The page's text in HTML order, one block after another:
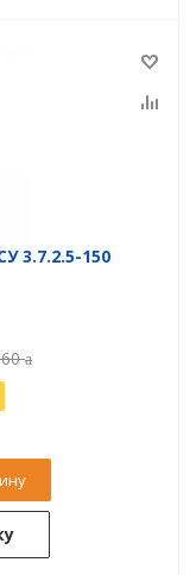
3.7.2.5-150